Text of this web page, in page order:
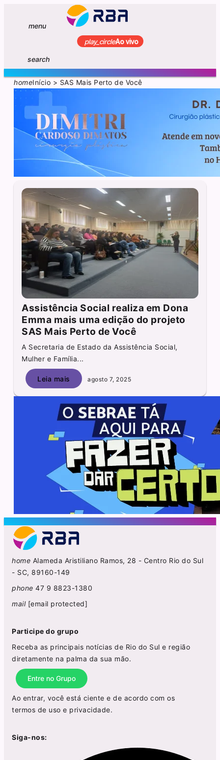
menu
play_circleAo vivo
search
homeInício > SAS Mais Perto de Você
Assistência Social realiza em Dona
Emma mais uma edição do projeto
SAS Mais Perto de Você
A Secretaria de Estado da Assistência Social,
Mulher e Família...
Leia mais agosto 7, 2025
home Alameda Aristiliano Ramos, 28 - Centro Rio do Sul
- SC, 89160-149
phone 47 9 8823-1380
mail [email protected]
Participe do grupo
Receba as principais notícias de Rio do Sul e região
diretamente na palma da sua mão.
Entre no Grupo
Ao entrar, você está ciente e de acordo com os
termos de uso e privacidade.
Siga-nos: